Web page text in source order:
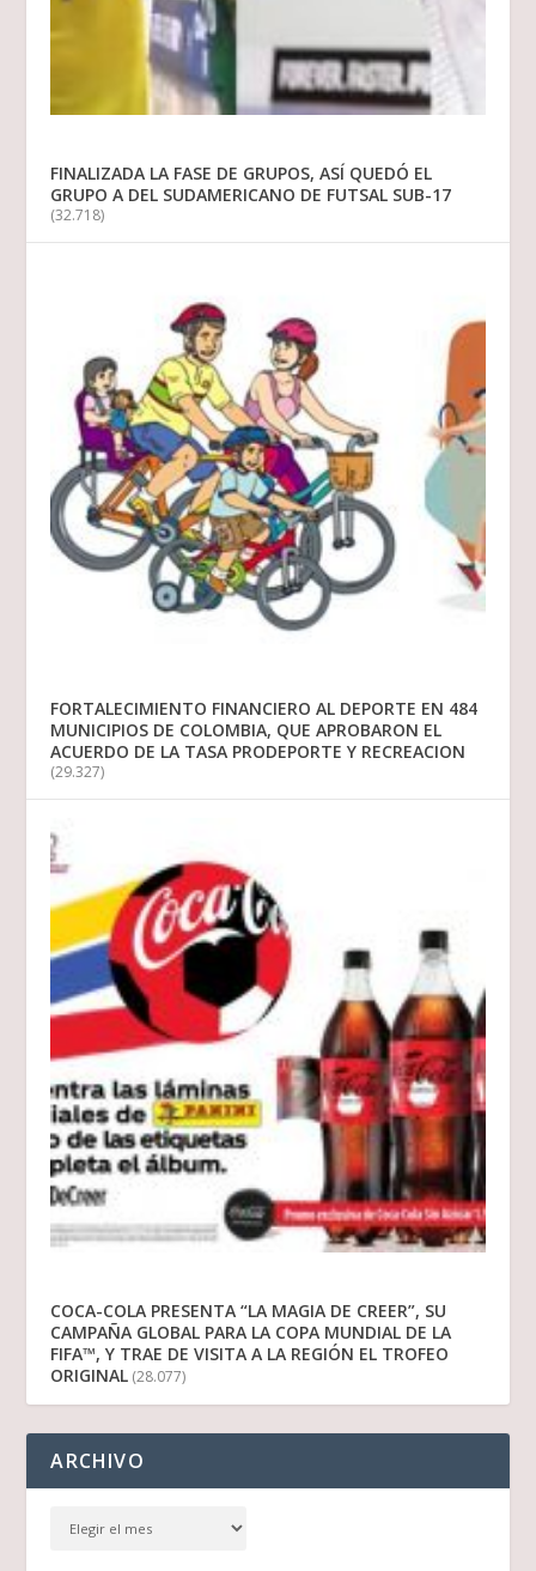
FINALIZADA LA FASE DE GRUPOS, ASÍ QUEDÓ EL
GRUPO A DEL SUDAMERICANO DE FUTSAL SUB-17
(32.718)
FORTALECIMIENTO FINANCIERO AL DEPORTE EN 484
MUNICIPIOS DE COLOMBIA, QUE APROBARON EL
ACUERDO DE LA TASA PRODEPORTE Y RECREACION
(29.327)
COCA-COLA PRESENTA “LA MAGIA DE CREER”, SU
CAMPAÑA GLOBAL PARA LA COPA MUNDIAL DE LA
FIFA™, Y TRAE DE VISITA A LA REGIÓN EL TROFEO
ORIGINAL (28.077)
ARCHIVO